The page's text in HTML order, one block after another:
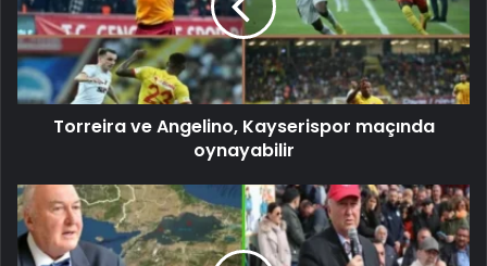
Torreira ve Angelino, Kayserispor maçında
oynayabilir